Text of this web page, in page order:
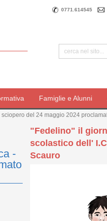
0771.614545
Famiglie e Alunni
del 24 maggio 2024
-
"Fedelino" il
scolastico dell'
Scauro